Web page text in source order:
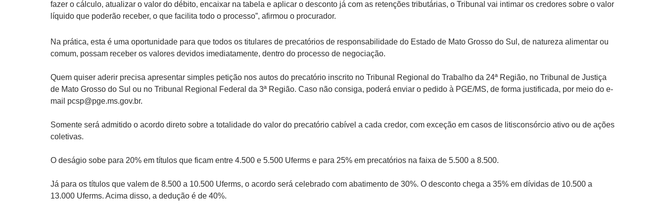
fazer o cálculo, atualizar o valor do débito, encaixar na tabela e aplicar o desconto já com as retenções tributárias, o Tribunal vai intimar os credores sobre o valor
líquido que poderão receber, o que facilita todo o processo”, afirmou o procurador.
Na prática, esta é uma oportunidade para que todos os titulares de precatórios de responsabilidade do Estado de Mato Grosso do Sul, de natureza alimentar ou
comum, possam receber os valores devidos imediatamente, dentro do processo de negociação.
Quem quiser aderir precisa apresentar simples petição nos autos do precatório inscrito no Tribunal Regional do Trabalho da 24ª Região, no Tribunal de Justiça
de Mato Grosso do Sul ou no Tribunal Regional Federal da 3ª Região. Caso não consiga, poderá enviar o pedido à PGE/MS, de forma justificada, por meio do e-
mail pcsp@pge.ms.gov.br.
Somente será admitido o acordo direto sobre a totalidade do valor do precatório cabível a cada credor, com exceção em casos de litisconsórcio ativo ou de ações
coletivas.
O deságio sobe para 20% em títulos que ficam entre 4.500 e 5.500 Uferms e para 25% em precatórios na faixa de 5.500 a 8.500.
Já para os títulos que valem de 8.500 a 10.500 Uferms, o acordo será celebrado com abatimento de 30%. O desconto chega a 35% em dívidas de 10.500 a
13.000 Uferms. Acima disso, a dedução é de 40%.